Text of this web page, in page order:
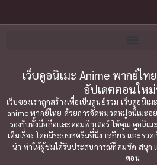
เว็บดูอนิเมะ Anime พากย์ไ
อัปเดตตอนให
เว็บของเราถูกสร้างเพื่อเป็นศูนย์รวม เว็บดูอนิ
anime พากย์ไทย ด้วยการจัดหมวดหมู่อนิเมะอ
รองรับทั้งมือถือและคอมพิวเตอร์ ให้คุณ ดูอนิเ
เต็มเรื่อง โดยมีระบบสตรีมที่นิ่ง เสถียร และรว
นำ ทำให้ผู้ชมได้รับประสบการณ์ที่คมชัด สนุก
ตอน